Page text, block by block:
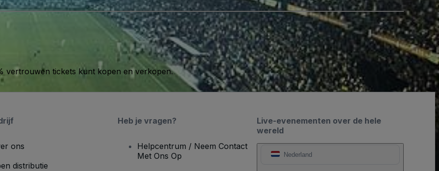
vertrouwen tickets kunt kopen en verkopen.
Live-evenementen over de hele
wereld
Nederland
ons
distributie
Heb je vragen?
Helpcentrum / Neem Contact
Met Ons Op